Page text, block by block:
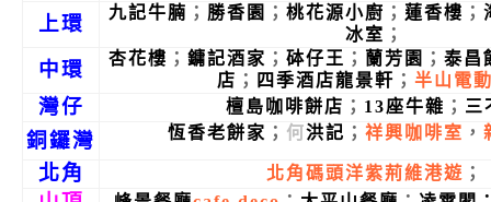
上環 九記牛腩 ； 勝香園 ； 桃花源小廚 ； 蓮香樓 ；
冰室 ；
中環 杏花樓 ； 鏞記酒家 ； 砵仔王 ； 蘭芳園 ； 泰昌
店 ； 四季酒店龍景軒 ； 半山電
灣仔 檀島咖啡餅店 ； 13座牛雜 ； 三
銅鑼灣 恆香老餅家 ； 何洪記 ； 祥興咖啡室 ，
北角 北角碼頭洋紫荊維港遊 ；